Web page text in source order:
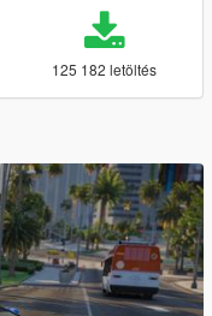
125 182 letöltés